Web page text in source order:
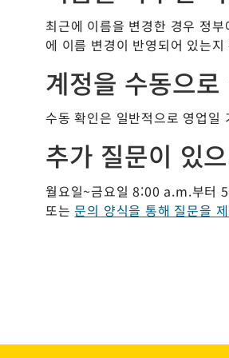
최근에 이름을 변경한 경우 정
에 이름 변경이 반영되어 있는
계정을 수동으
수동 확인은 일반적으로 영업일
추가 질문이 있
월요일~금요일 8:00 a.m.부
또는문의 양식을 통해 질문을